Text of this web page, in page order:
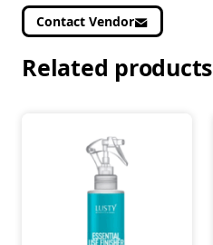
Contact Vendor
Related products